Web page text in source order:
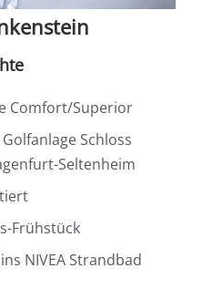
Comfort/Superior
Schloss
Seltenheim
Frühstück
NIVEA Strandbad